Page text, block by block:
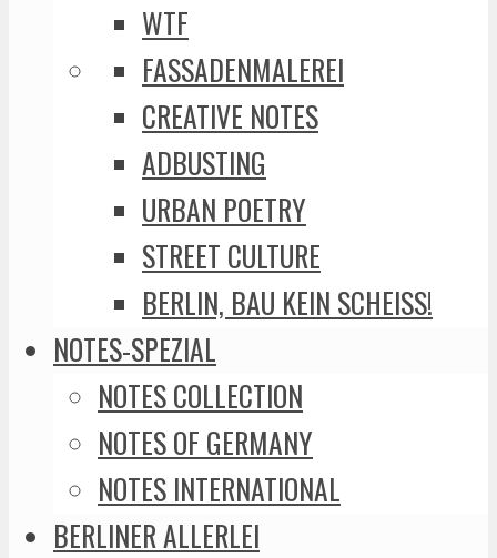
WTF
FASSADENMALEREI
CREATIVE NOTES
ADBUSTING
URBAN POETRY
STREET CULTURE
BERLIN, BAU KEIN SCHEISS!
NOTES-SPEZIAL
NOTES COLLECTION
NOTES OF GERMANY
NOTES INTERNATIONAL
BERLINER ALLERLEI